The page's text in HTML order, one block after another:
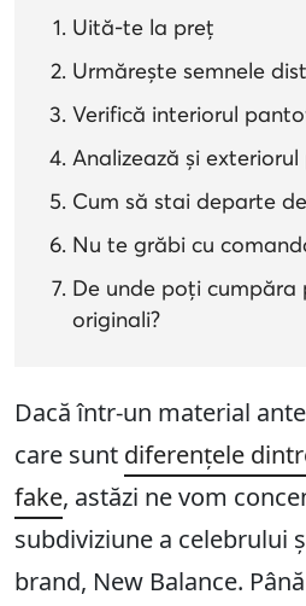
Uită-te la preț
Urmărește semnele
Verifică interiorul
Analizează și
Cum să stai departe
Nu te grăbi cu
De unde poți cumpăra
originali?
Dacă într-un material
care sunt diferențele
fake, astăzi ne vom
subdiviziune a celebrului
brand, New Balance.